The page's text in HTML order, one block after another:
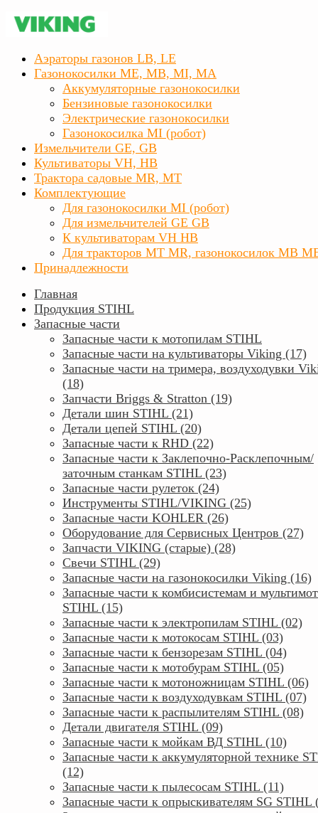
Аэраторы газонов LB, LE
Газонокосилки ME, MB, MI, MA
Аккумуляторные газонокосилки
Бензиновые газонокосилки
Электрические газонокосилки
Газонокосилка MI (робот)
Измельчители GE, GB
Культиваторы VH, HB
Трактора садовые MR, MT
Комплектующие
Для газонокосилки MI (робот)
Для измельчителей GE GB
К культиваторам VH HB
Для тракторов МТ MR, газонокосилок MB
Принадлежности
Главная
Продукция STIHL
Запасные части
Запасные части к мотопилам STIHL
Запасные части на культиваторы Viking (17)
Запасные части на тримера, воздуходувки
(18)
Запчасти Briggs & Stratton (19)
Детали шин STIHL (21)
Детали цепей STIHL (20)
Запасные части к RHD (22)
Запасные части к Заклепочно-Расклепочным/
заточным станкам STIHL (23)
Запасные части рулеток (24)
Инструменты STIHL/VIKING (25)
Запасные части KOHLER (26)
Оборудование для Сервисных Центров (27)
Запчасти VIKING (старые) (28)
Свечи STIHL (29)
Запасные части на газонокосилки Viking (16)
Запасные части к комбисистемам и
STIHL (15)
Запасные части к электропилам STIHL (02)
Запасные части к мотокосам STIHL (03)
Запасные части к бензорезам STIHL (04)
Запасные части к мотобурам STIHL (05)
Запасные части к мотоножницам STIHL (06)
Запасные части к воздуходувкам STIHL (07)
Запасные части к распылителям STIHL (08)
Детали двигателя STIHL (09)
Запасные части к мойкам ВД STIHL (10)
Запасные части к аккумуляторной технике
(12)
Запасные части к пылесосам STIHL (11)
Запасные части к опрыскивателям SG STIHL